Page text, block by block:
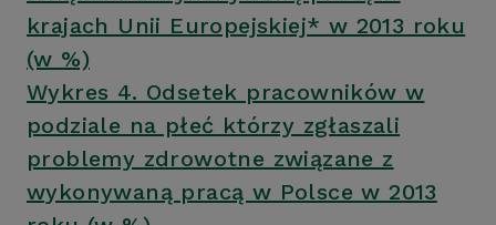
krajach Unii Europejskiej* w 2013 roku
(w %)
Wykres 4. Odsetek pracowników w
podziale na płeć którzy zgłaszali
problemy zdrowotne związane z
wykonywaną pracą w Polsce w 2013